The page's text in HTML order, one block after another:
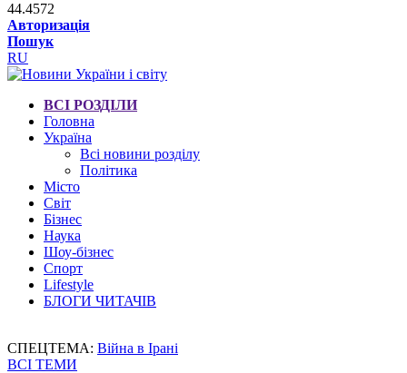
44.4572
Авторизація
Пошук
RU
ВСІ РОЗДІЛИ
Головна
Україна
Всі новини розділу
Політика
Місто
Світ
Бізнес
Наука
Шоу-бізнес
Спорт
Lifestyle
БЛОГИ ЧИТАЧІВ
СПЕЦТЕМА: Війна в Ірані
ВСІ ТЕМИ